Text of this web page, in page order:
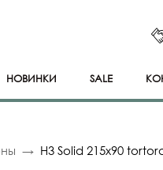
НОВИНКИ SALE
H3 Solid 215x90